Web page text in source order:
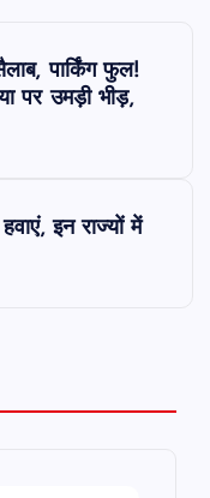
पार्किंग फुल!
पर उमड़ी भीड़,
इन राज्यों में